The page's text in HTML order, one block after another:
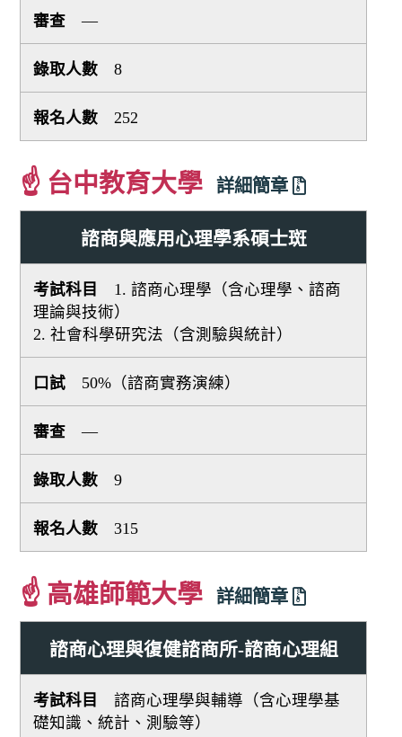
—
8
252
☝ 台中教育大學 詳細簡章
諮商與應用心理學系碩士斑
1. 諮商心理學（含心理學、諮商
理論與技術）
2. 社會科學研究法（含測驗與統計）
50%（諮商實務演練）
—
9
315
☝ 高雄師範大學 詳細簡章
諮商心理與復健諮商所-諮商心理組
諮商心理學與輔導（含心理學基
礎知識、統計、測驗等）